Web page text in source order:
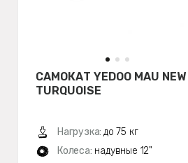
САМОКАТ YEDOO MAU NEW
TURQUOISE
Нагрузка: до 75 кг
Колеса: надувные 12"